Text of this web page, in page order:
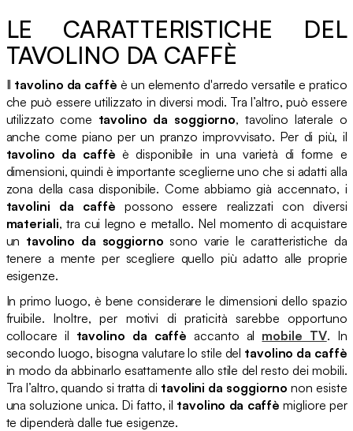
LE CARATTERISTICHE DEL
TAVOLINO DA CAFFÈ
Il tavolino da caffè è un elemento d'arredo versatile e pratico
che può essere utilizzato in diversi modi. Tra l’altro, può essere
utilizzato come tavolino da soggiorno, tavolino laterale o
anche come piano per un pranzo improvvisato. Per di più, il
tavolino da caffè è disponibile in una varietà di forme e
dimensioni, quindi è importante sceglierne uno che si adatti alla
zona della casa disponibile. Come abbiamo già accennato, i
tavolini da caffè possono essere realizzati con diversi
materiali, tra cui legno e metallo. Nel momento di acquistare
un tavolino da soggiorno sono varie le caratteristiche da
tenere a mente per scegliere quello più adatto alle proprie
esigenze.
In primo luogo, è bene considerare le dimensioni dello spazio
fruibile. Inoltre, per motivi di praticità sarebbe opportuno
collocare il tavolino da caffè accanto al mobile TV. In
secondo luogo, bisogna valutare lo stile del tavolino da caffè
in modo da abbinarlo esattamente allo stile del resto dei mobili.
Tra l’altro, quando si tratta di tavolini da soggiorno non esiste
una soluzione unica. Di fatto, il tavolino da caffè migliore per
te dipenderà dalle tue esigenze.